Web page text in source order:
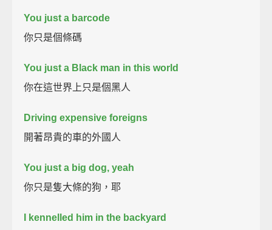
You just a barcode
你只是個條碼
You just a Black man in this world
你在這世界上只是個黑人
Driving expensive foreigns
開著昂貴的車的外國人
You just a big dog, yeah
你只是隻大條的狗，耶
I kennelled him in the backyard